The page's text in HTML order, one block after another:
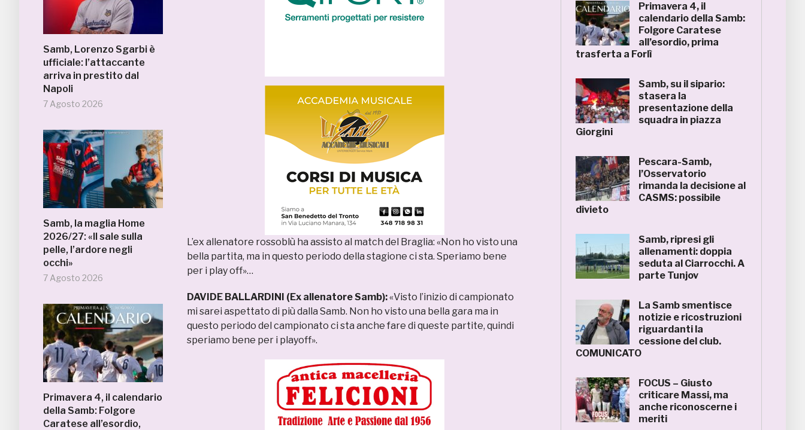
Samb, Lorenzo Sgarbi è
ufficiale: l’attaccante
arriva in prestito dal
Napoli
7 Agosto 2026
Samb, la maglia Home
2026/27: «Il sale sulla
pelle, l’ardore negli
occhi»
7 Agosto 2026
Primavera 4, il calendario
della Samb: Folgore
Caratese all’esordio,
L’ex allenatore rossoblù ha assisto al match del Braglia: «Non ho visto una
bella partita, ma in questo periodo della stagione ci sta. Speriamo bene
per i play off»…
DAVIDE BALLARDINI (Ex allenatore Samb):«Visto l’inizio di campionato
mi sarei aspettato di più dalla Samb. Non ho visto una bella gara ma in
questo periodo del campionato ci sta anche fare di queste partite, quindi
speriamo bene per i playoff».
Primavera 4, il
calendario della Samb:
Folgore Caratese
all’esordio, prima
trasferta a Forlì
Samb, su il sipario:
stasera la
presentazione della
squadra in piazza
Giorgini
Pescara-Samb,
l’Osservatorio
rimanda la decisione al
CASMS: possibile
divieto
Samb, ripresi gli
allenamenti: doppia
seduta al Ciarrocchi. A
parte Tunjov
La Samb smentisce
notizie e ricostruzioni
riguardanti la
cessione del club.
COMUNICATO
FOCUS – Giusto
criticare Massi, ma
anche riconoscerne i
meriti